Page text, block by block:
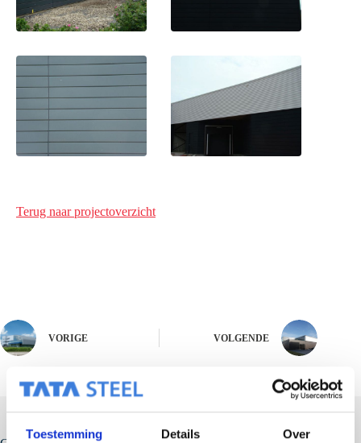
Toestemming Details Over
Terug naar projectoverzicht
VORIGE VOLGENDE